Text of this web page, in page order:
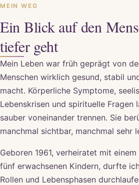
MEIN WEG
Ein Blick auf den
tiefer geht
Mein Leben war früh geprägt von
Menschen wirklich gesund, stabil
macht. Körperliche Symptome,
Lebenskrisen und spirituelle Fragen
sauber voneinander trennen. Sie
manchmal sichtbar, manchmal sehr
Geboren 1961, verheiratet mit
fünf erwachsenen Kindern, durfte
Rollen und Lebensphasen